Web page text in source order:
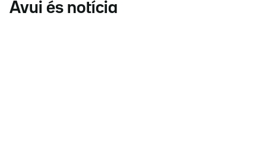
Avui és notícia